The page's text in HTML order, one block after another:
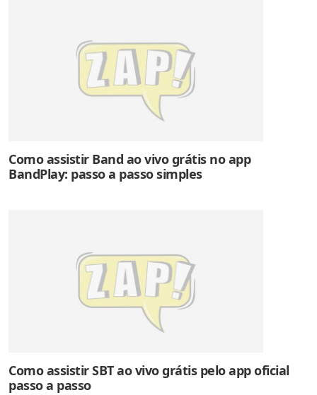
Como assistir Band ao vivo grátis no app
BandPlay: passo a passo simples
Como assistir SBT ao vivo grátis pelo app oficial
passo a passo